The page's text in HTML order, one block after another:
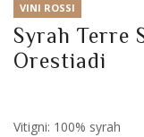
VINI ROSSI
Syrah Terre
Orestiadi
Vitigni: 100% syrah